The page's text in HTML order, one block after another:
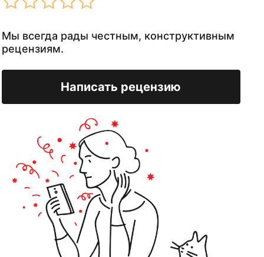
Мы всегда рады честным, конструктивным
рецензиям.
Написать рецензию